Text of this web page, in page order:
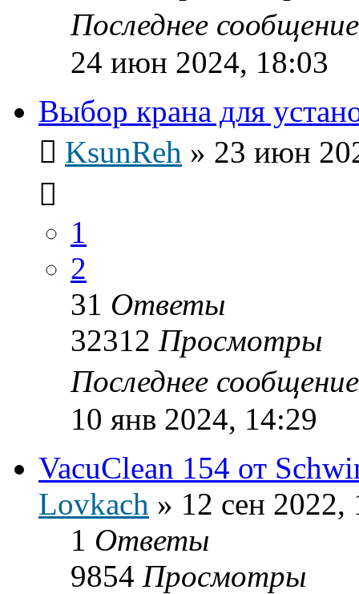
Последнее
24 июн 2024, 18:03
Выбор крана для
KsunReh » 23 июн
1
2
31 Ответы
32312 Просмотры
Последнее
10 янв 2024, 14:29
VacuClean 154 от
Lovkach » 12 сен 2022,
1 Ответы
9854 Просмотры